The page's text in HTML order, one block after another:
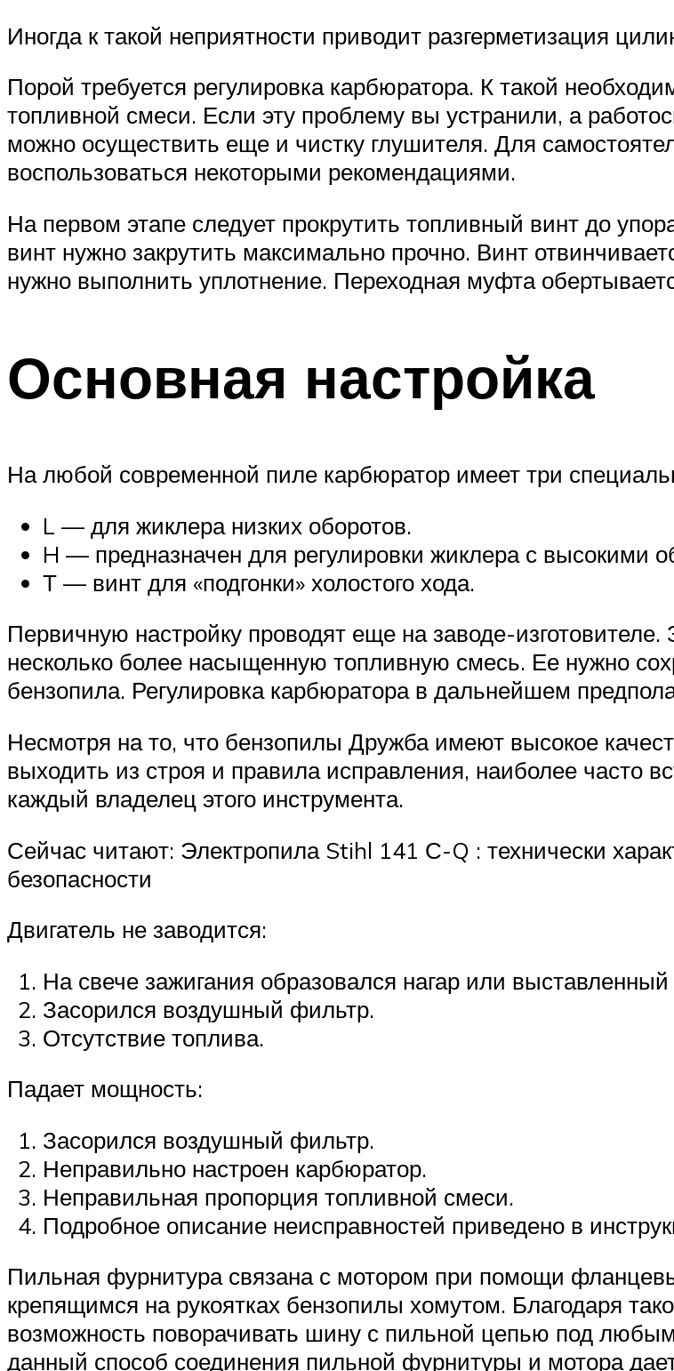
Иногда к такой неприятности приводит разгерметизация
Порой требуется регулировка карбюратора. К такой
топливной смеси. Если эту проблему вы устранили, а
можно осуществить еще и чистку глушителя. Для
воспользоваться некоторыми рекомендациями.
На первом этапе следует прокрутить топливный винт до
винт нужно закрутить максимально прочно. Винт
нужно выполнить уплотнение. Переходная муфта
Основная настройка
На любой современной пиле карбюратор имеет три
L — для жиклера низких оборотов.
H — предназначен для регулировки жиклера с высокими
Т — винт для «подгонки» холостого хода.
Первичную настройку проводят еще на заводе-
несколько более насыщенную топливную смесь. Ее нужно
бензопила. Регулировка карбюратора в дальнейшем
Несмотря на то, что бензопилы Дружба имеют высокое
выходить из строя и правила исправления, наиболее часто
каждый владелец этого инструмента.
Сейчас читают: Электропила Stihl 141 С-Q : технически
безопасности
Двигатель не заводится:
На свече зажигания образовался нагар или
Засорился воздушный фильтр.
Отсутствие топлива.
Падает мощность:
Засорился воздушный фильтр.
Неправильно настроен карбюратор.
Неправильная пропорция топливной смеси.
Подробное описание неисправностей приведено в
Пильная фурнитура связана с мотором при помощи
крепящимся на рукоятках бензопилы хомутом. Благодаря
возможность поворачивать шину с пильной цепью под
данный способ соединения пильной фурнитуры и мотора